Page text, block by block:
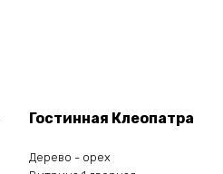
Гостинная Клеопатра
Дерево - орех